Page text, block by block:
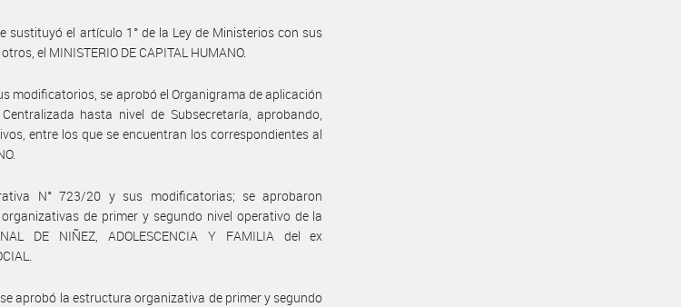
sustituyó el artículo 1° de la Ley de Ministerios con sus
el MINISTERIO DE CAPITAL HUMANO.
modificatorios, se aprobó el Organigrama de aplicación
hasta nivel de Subsecretaría, aprobando,
entre los que se encuentran los correspondientes al
N° 723/20 y sus modificatorias; se aprobaron
de primer y segundo nivel operativo de la
DE NIÑEZ, ADOLESCENCIA Y FAMILIA del ex
aprobó la estructura organizativa de primer y segundo